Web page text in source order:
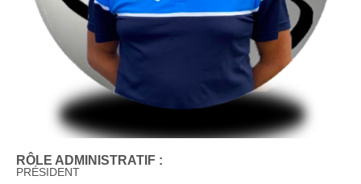
RÔLE ADMINISTRATIF :
PRÉSIDENT